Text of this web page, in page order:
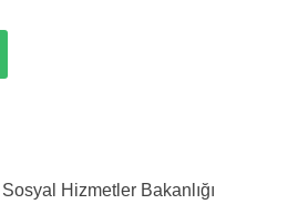
Hizmetler Bakanlığı